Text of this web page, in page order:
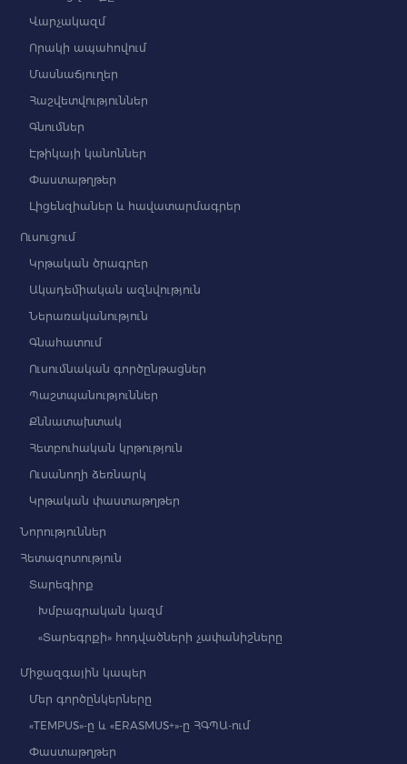
Վարչակազմ
Որակի ապահովում
Մասնաճյուղեր
Հաշվետվություններ
Գնումներ
Էթիկայի կանոններ
Փաստաթղթեր
Լիցենզիաներ և հավատարմագրեր
Ուսուցում
Կրթական ծրագրեր
Ակադեմիական ազնվություն
Ներառականություն
Գնահատում
Ուսումնական գործընթացներ
Պաշտպանություններ
Քննատախտակ
Հետբուհական կրթություն
Ուսանողի ձեռնարկ
Կրթական փաստաթղթեր
Նորություններ
Հետազոտություն
Տարեգիրք
Խմբագրական կազմ
«Տարեգրքի» հոդվածների չափանիշները
Միջազգային կապեր
Մեր գործընկերները
«TEMPUS»-ը և «ERASMUS+»-ը ՀԳՊԱ-ում
Փաստաթղթեր